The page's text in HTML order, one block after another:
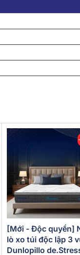
[Mới - Độc quyền]
lò xo túi độc lập 3
Dunlopillo